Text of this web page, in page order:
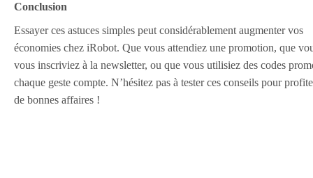
Conclusion
Essayer ces astuces simples peut considérablement augmenter vos
économies chez iRobot. Que vous attendiez une promotion, que
vous inscriviez à la newsletter, ou que vous utilisiez des codes
chaque geste compte. N’hésitez pas à tester ces conseils pour
de bonnes affaires !